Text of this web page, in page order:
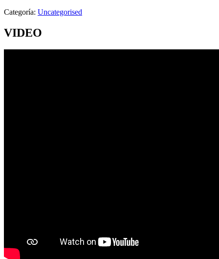
Categoría: Uncategorised
VIDEO